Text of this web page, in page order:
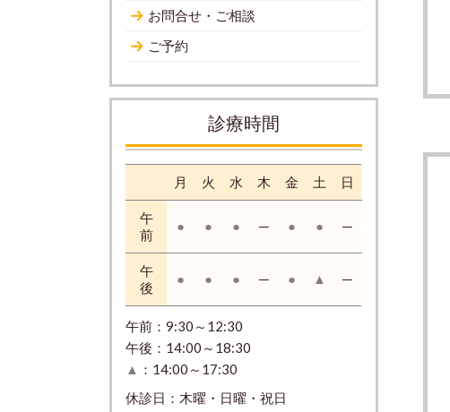
お問合せ・ご相談
ご予約
診療時間
月 火 水 木 金 土 日
午
前
● ● ● ─ ● ● ─
午
後
● ● ● ─ ● ▲ ─
午前：9:30～12:30
午後：14:00～18:30
▲ ：14:00～17:30
休診日：木曜・日曜・祝日